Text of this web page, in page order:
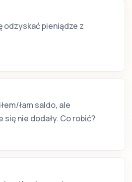
odzyskać pieniądze z
łam saldo, ale
się nie dodały. Co robić?